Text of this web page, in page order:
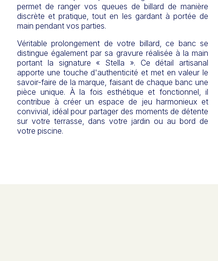
permet de ranger vos queues de billard de manière
discrète et pratique, tout en les gardant à portée de
main pendant vos parties.
Véritable prolongement de votre billard, ce banc se
distingue également par sa gravure réalisée à la main
portant la signature « Stella ». Ce détail artisanal
apporte une touche d'authenticité et met en valeur le
savoir-faire de la marque, faisant de chaque banc une
pièce unique. À la fois esthétique et fonctionnel, il
contribue à créer un espace de jeu harmonieux et
convivial, idéal pour partager des moments de détente
sur votre terrasse, dans votre jardin ou au bord de
votre piscine.